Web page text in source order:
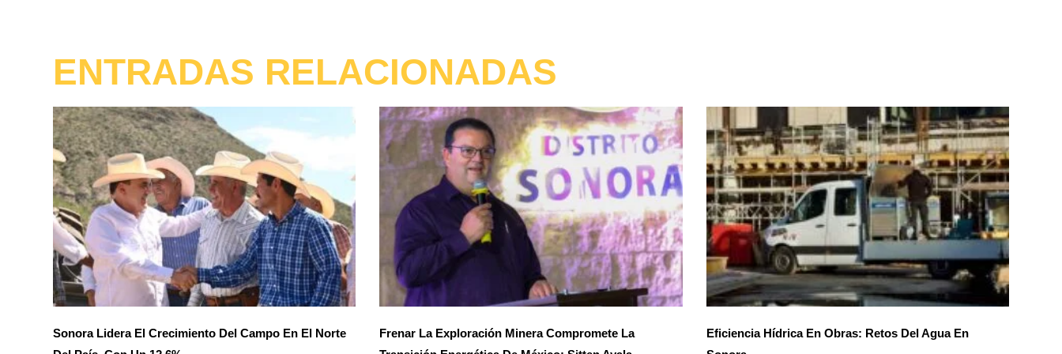
ENTRADAS RELACIONADAS
Sonora Lidera El Crecimiento Del Campo En El Norte
Frenar La Exploración Minera Compromete La
Eficiencia Hídrica En Obras: Retos Del Agua En